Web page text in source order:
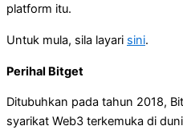
platform itu.
Untuk mula, sila layari sini.
Perihal Bitget
Ditubuhkan pada tahun 2018,
syarikat Web3 terkemuka di